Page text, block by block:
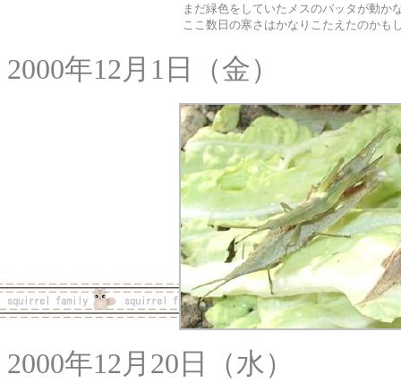
まだ緑色をしていたメスのバッタが動か
ここ数日の寒さはかなりこたえたのかも
2000年12月1日（金）
2000年12月20日（水）